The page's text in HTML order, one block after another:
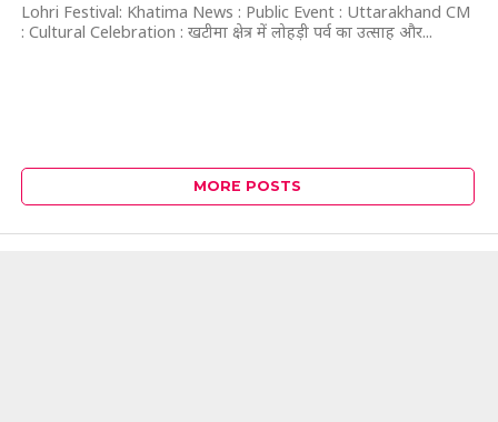
Lohri Festival: Khatima News : Public Event : Uttarakhand CM
: Cultural Celebration : खटीमा क्षेत्र में लोहड़ी पर्व का उत्साह और...
MORE POSTS